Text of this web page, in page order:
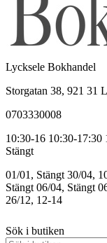
Lycksele Bokhandel
Storgatan 38, 921 31
0703330008
10:30-16 10:30-17:30
Stängt
01/01, Stängt 30/04,
Stängt 06/04, Stängt
26/12, 12-14
Sök i butiken